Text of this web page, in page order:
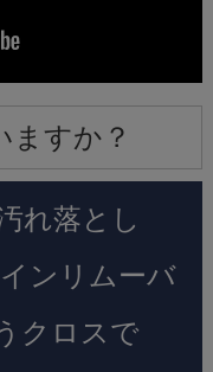
ますか？
れ落とし
ンリムーバ
クロスで